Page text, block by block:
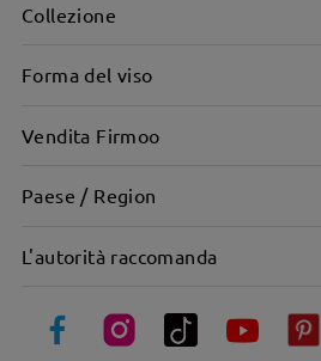
Collezione
Forma del viso
Vendita Firmoo
Paese / Region
L'autorità raccomanda